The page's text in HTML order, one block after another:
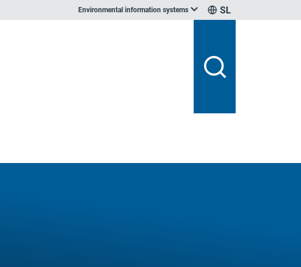
Environmental information systems SL